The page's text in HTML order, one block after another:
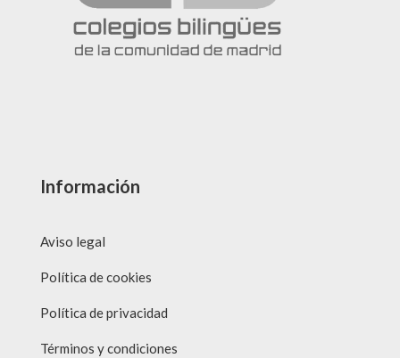
Información
Aviso legal
Política de cookies
Política de privacidad
Términos y condiciones